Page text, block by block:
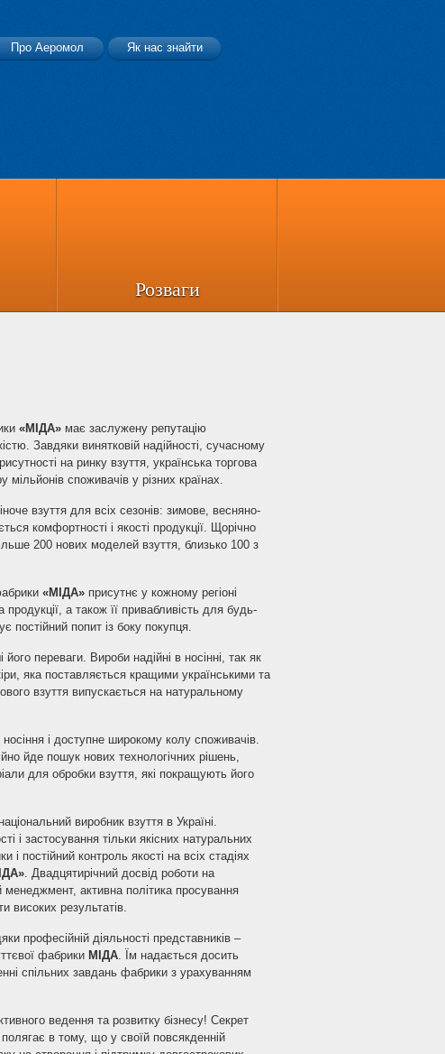
Про Аеромол Як нас знайти
Розваги
«МІДА» має заслужену репутацію
Завдяки винятковій надійності, сучасному
на ринку взуття, українська торгова
мільйонів споживачів у різних країнах.
взуття для всіх сезонів: зимове, весняно-
комфортності і якості продукції. Щорічно
200 нових моделей взуття, близько 100 з
«МІДА» присутнє у кожному регіоні
продукції, а також її привабливість для будь-
постійний попит із боку покупця.
переваги. Вироби надійні в носінні, так як
яка поставляється кращими українськими та
взуття випускається на натуральному
і доступне широкому колу споживачів.
йде пошук нових технологічних рішень,
для обробки взуття, які покращують його
виробник взуття в Україні.
і застосування тільки якісних натуральних
постійний контроль якості на всіх стадіях
. Двадцятирічний досвід роботи на
активна політика просування
високих результатів.
професійній діяльності представників –
фабрики МІДА. Їм надається досить
спільних завдань фабрики з урахуванням
ведення та розвитку бізнесу! Секрет
полягає в тому, що у своїй повсякденній